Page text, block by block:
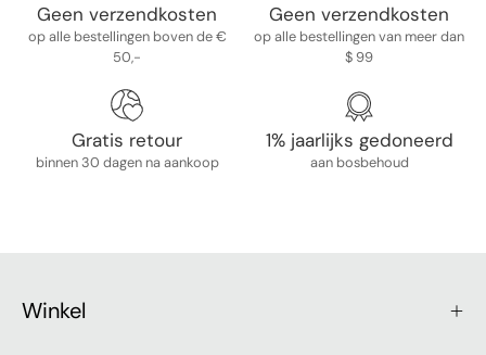
Geen verzendkosten
op alle bestellingen boven de €
50,-
Geen verzendkosten
op alle bestellingen van meer dan
$ 99
Gratis retour
binnen 30 dagen na aankoop
1% jaarlijks gedoneerd
aan bosbehoud
Winkel